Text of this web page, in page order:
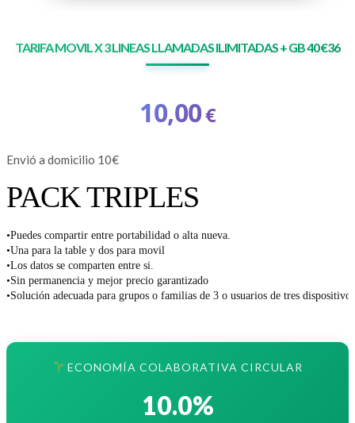
TARIFA MOVIL X 3 LINEAS LLAMADAS ILIMITADAS + GB 40 €36
10,00€
Envió a domicilio 10€
PACK TRIPLES
•Puedes compartir entre portabilidad o alta nueva.
•Una para la table y dos para movil
•Los datos se comparten entre si.
•Sin permanencia y mejor precio garantizado
•Solución adecuada para grupos o familias de 3 o usuarios de tres
ECONOMÍA COLABORATIVA CIRCULAR
10.0%